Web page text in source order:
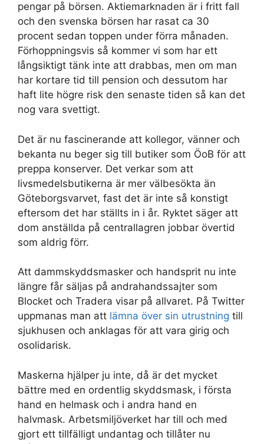
pengar på börsen. Aktiemarknaden är i fritt fall
och den svenska börsen har rasat ca 30
procent sedan toppen under förra månaden.
Förhoppningsvis så kommer vi som har ett
långsiktigt tänk inte att drabbas, men om man
har kortare tid till pension och dessutom har
haft lite högre risk den senaste tiden så kan det
nog vara svettigt.
Det är nu fascinerande att kollegor, vänner och
bekanta nu beger sig till butiker som ÖoB för att
preppa konserver. Det verkar som att
livsmedelsbutikerna är mer välbesökta än
Göteborgsvarvet, fast det är inte så konstigt
eftersom det har ställts in i år. Ryktet säger att
dom anställda på centrallagren jobbar övertid
som aldrig förr.
Att dammskyddsmasker och handsprit nu inte
längre får säljas på andrahandssajter som
Blocket och Tradera visar på allvaret. På Twitter
uppmanas man att lämna över sin utrustning till
sjukhusen och anklagas för att vara girig och
osolidarisk.
Maskerna hjälper ju inte, då är det mycket
bättre med en ordentlig skyddsmask, i första
hand en helmask och i andra hand en
halvmask. Arbetsmiljöverket har till och med
gjort ett tillfälligt undantag och tillåter nu